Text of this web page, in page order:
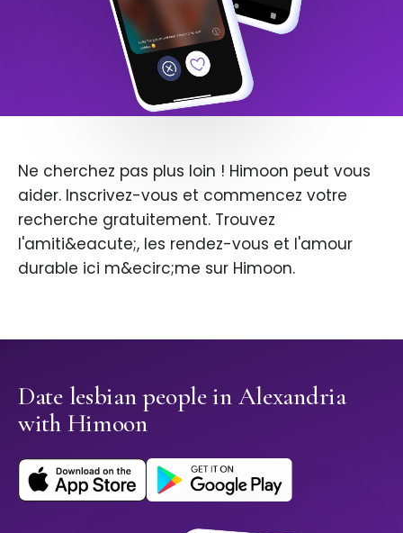
Ne cherchez pas plus loin ! Himoon peut vous
aider. Inscrivez-vous et commencez votre
recherche gratuitement. Trouvez
l'amiti&eacute;, les rendez-vous et l'amour
durable ici m&ecirc;me sur Himoon.
Date lesbian people in Alexandria
with Himoon